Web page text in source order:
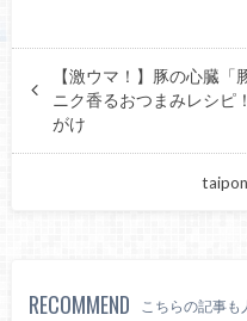
【激ウマ！】豚の心臓
ニク香るおつまみレシピ
がけ
RECOMMEND こちらの記事も